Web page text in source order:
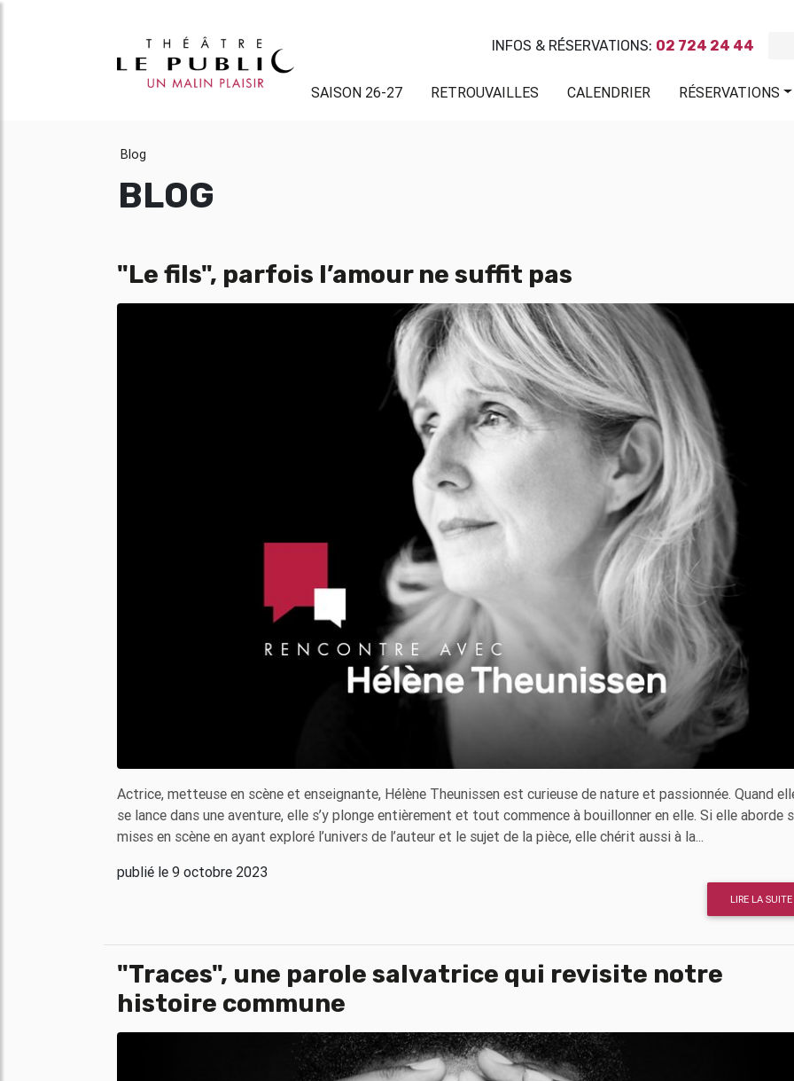
INFOS & RÉSERVATIONS: 02 724 24 44
SAISON 26-27 RETROUVAILLES CALENDRIER RÉSERVATIONS
Blog
BLOG
"Le fils", parfois l’amour ne suffit pas
Actrice, metteuse en scène et enseignante, Hélène Theunissen est curieuse de nature et passionnée. Quand
se lance dans une aventure, elle s’y plonge entièrement et tout commence à bouillonner en elle. Si elle aborde
mises en scène en ayant exploré l’univers de l’auteur et le sujet de la pièce, elle chérit aussi à la...
publié le 9 octobre 2023
LIRE LA SUITE
"Traces", une parole salvatrice qui revisite notre
histoire commune